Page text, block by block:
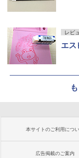
レビ
エス
本サイトのご利用につ
広告掲載のご案内